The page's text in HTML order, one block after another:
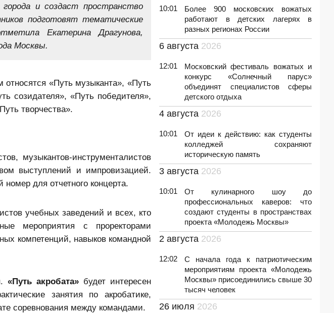
и создаст пространство
подготовят тематические
Екатерина Драгунова,
Москвы.
«Путь музыканта», «Путь
созидателя», «Путь победителя»,
творчества».
музыкантов-инструменталистов
выступлений и импровизацией.
для отчетного концерта.
учебных заведений и всех, кто
мероприятия с проректорами
компетенций, навыков командной
«Путь акробата» будет интересен
занятия по акробатике,
соревнования между командами.
10:01
Более 900 московских вожатых
работают в детских лагерях в
разных регионах России
6 августа 2026
12:01
Московский фестиваль вожатых и
конкурс «Солнечный парус»
объединят специалистов сферы
детского отдыха
4 августа 2026
10:01
От идеи к действию: как студенты
колледжей сохраняют
историческую память
3 августа 2026
10:01
От кулинарного шоу до
профессиональных каверов: что
создают студенты в пространствах
проекта «Молодежь Москвы»
2 августа 2026
12:02
С начала года к патриотическим
мероприятиям проекта «Молодежь
Москвы» присоединились свыше 30
тысяч человек
26 июля 2026